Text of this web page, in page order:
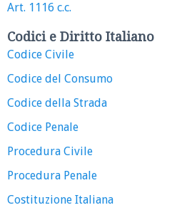
Art. 1116 c.c.
Codici e Diritto Italiano
Codice Civile
Codice del Consumo
Codice della Strada
Codice Penale
Procedura Civile
Procedura Penale
Costituzione Italiana